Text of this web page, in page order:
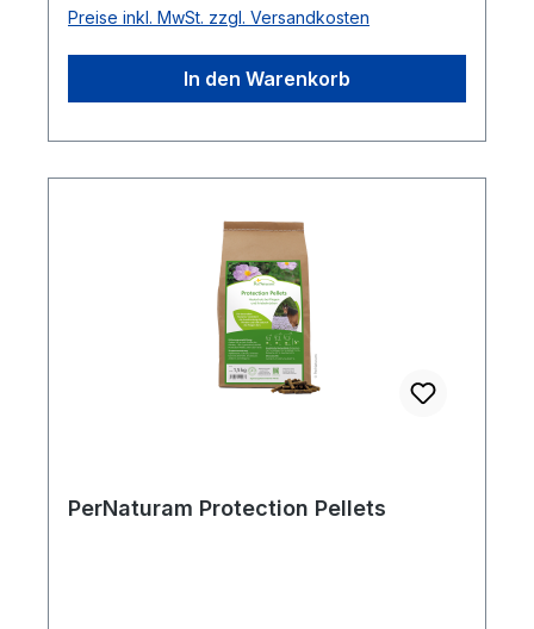
Wundlecken.Anwendungshinweise: Dünn
auf die Ballen auftragen. Auch zur Pflege
juckender trockener
züge aus Schafgarbe, Limone, Olive,
Beinwell, Gewürznelke, Ringelblume und
Preise inkl. MwSt. zzgl. Versandkosten
In den Warenkorb
PerNaturam Protection Pellets